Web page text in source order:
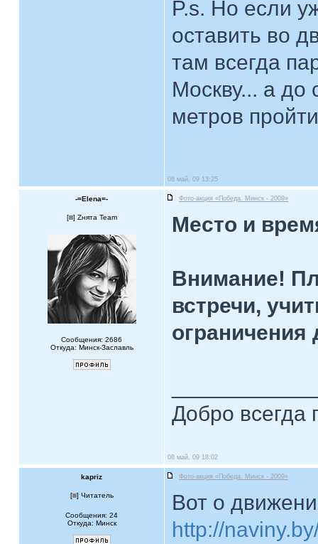
P.s. Но если
оставить во
там всегда
Москву... а до
метров
08 май, 09 13:25
-=Elena=- Фото-акция «Победа. Минск - 2009»
[ ] Zнята Team
Сообщения: 2686
Откуда: Минск-Заславль
Место и
Внимание!
встречи,
ограничения
Добро всегда
08 май, 09 18:02
kapriz Фото-акция «Победа. Минск - 2009»
[ ] Читатель
Сообщения: 24
Откуда: Минск
Вот о
http://